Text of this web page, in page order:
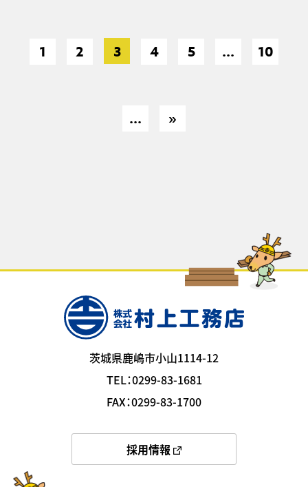
1 2 3 4 5 ... 10
... »
茨城県鹿嶋市小山1114-12
TEL：0299-83-1681
FAX：0299-83-1700
採用情報